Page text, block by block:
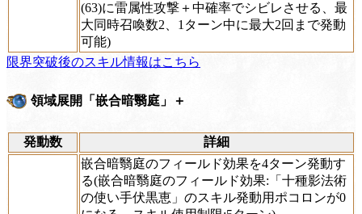
(63)に雷属性攻撃＋中確率でシビレさせる、最
大同時召喚数2、1ターン中に最大2回まで発動
可能)
限界突破後のスキル情報はこちら
領域展開「嵌合暗翳庭」＋
発動数 詳細
嵌合暗翳庭のフィールド効果を4ターン発動す
る(嵌合暗翳庭のフィールド効果:「十種影法術
の使い手伏黒恵」のスキル発動用ポコロンが0